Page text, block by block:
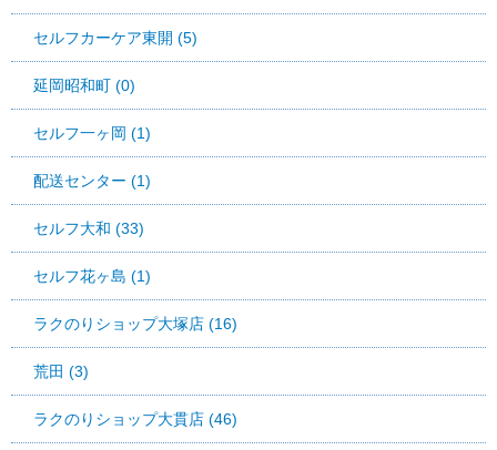
セルフカーケア東開 (5)
延岡昭和町 (0)
セルフ一ヶ岡 (1)
配送センター (1)
セルフ大和 (33)
セルフ花ヶ島 (1)
ラクのりショップ大塚店 (16)
荒田 (3)
ラクのりショップ大貫店 (46)